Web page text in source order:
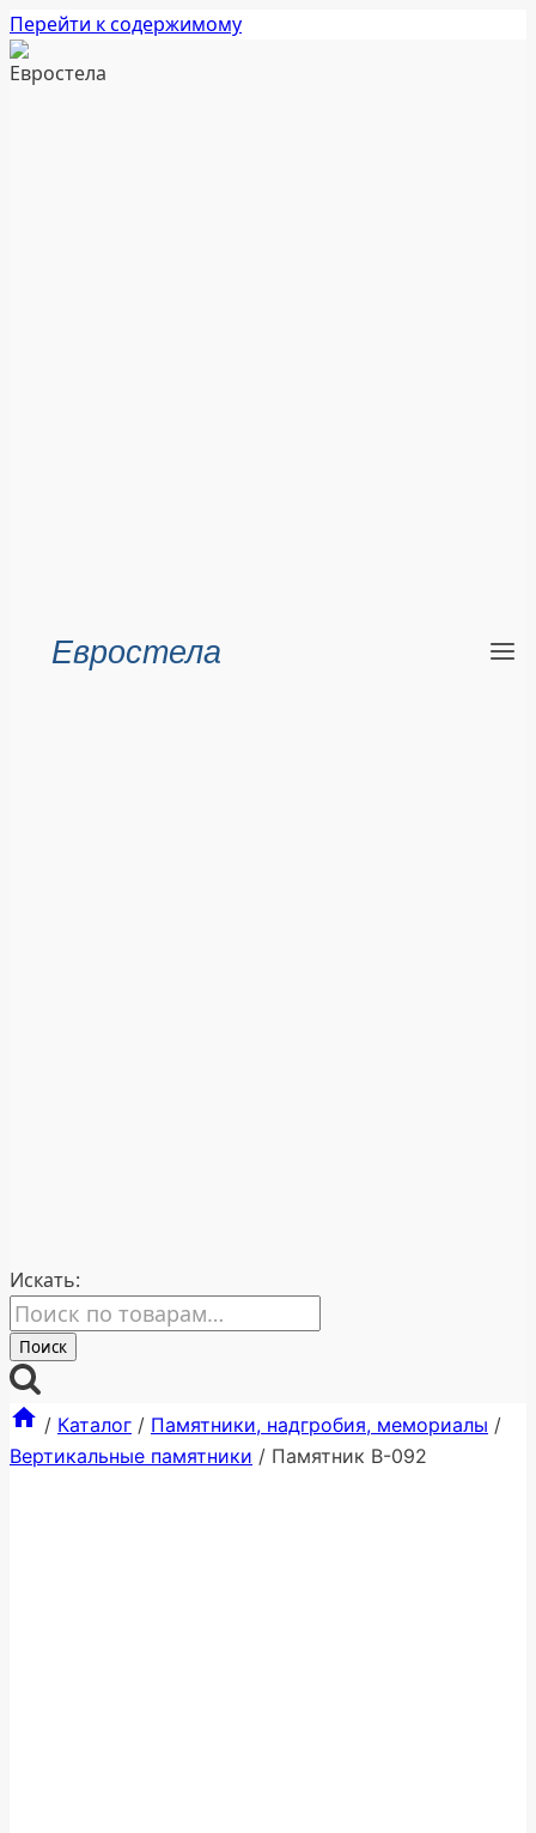
Перейти к содержимому
Евростела
Искать:
Поиск
/ Каталог / Памятники, надгробия, мемориалы /
Вертикальные памятники / Памятник В-092